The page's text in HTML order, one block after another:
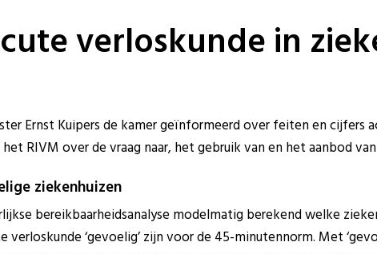
verloskunde in
Ernst Kuipers de kamer geïnformeerd over feiten en cijfers
RIVM over de vraag naar, het gebruik van en het aanbod
ziekenhuizen
bereikbaarheidsanalyse modelmatig berekend welke
verloskunde ‘gevoelig’ zijn voor de 45-minutennorm. Met